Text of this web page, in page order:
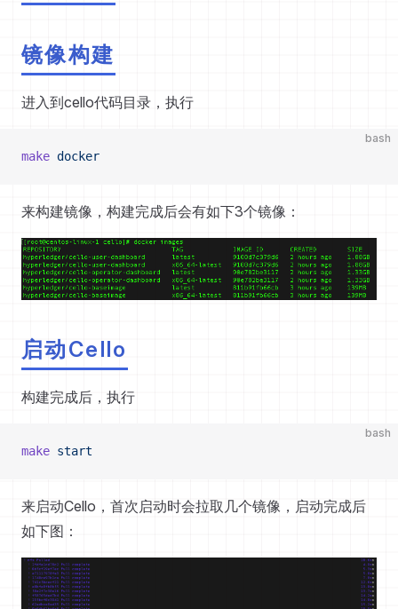
镜像构建
进入到cello代码目录，执行
bash
make docker
来构建镜像，构建完成后会有如下3个镜像：
启动Cello
构建完成后，执行
bash
make start
来启动Cello，首次启动时会拉取几个镜像，启动完成后
如下图：